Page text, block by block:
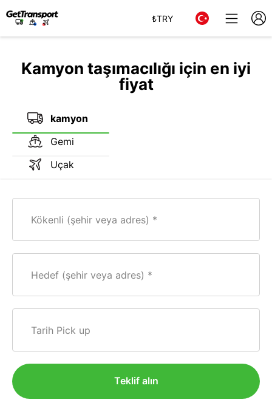
₺TRY
Kamyon taşımacılığı için en iyi
fiyat
kamyon
Gemi
Uçak
Kökenli (şehir veya adres)
Hedef (şehir veya adres)
Tarih Pick up
Teklif alın